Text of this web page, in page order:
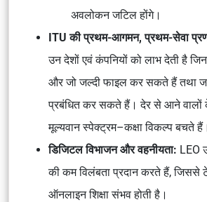
अवलोकन जटिल होंगे।
ITU की प्रथम-आगमन, प्रथम-सेवा
उन देशों एवं कंपनियों को लाभ देती है
और जो जल्दी फाइल कर सकते हैं तथा
प्रबंधित कर सकते हैं। देर से आने
मूल्यवान स्पेक्ट्रम–कक्षा विकल्प बचते हैं।
डिजिटल विभाजन और वहनीयता: LEO
की कम विलंबता प्रदान करते हैं, जिससे
ऑनलाइन शिक्षा संभव होती है।